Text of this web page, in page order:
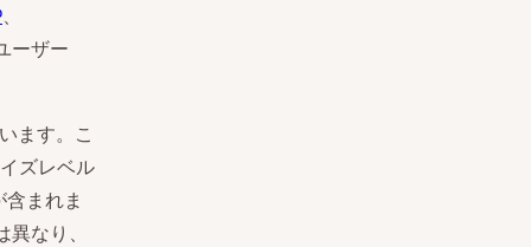
、
ーザー
ます。こ
ズレベル
まれま
なり、